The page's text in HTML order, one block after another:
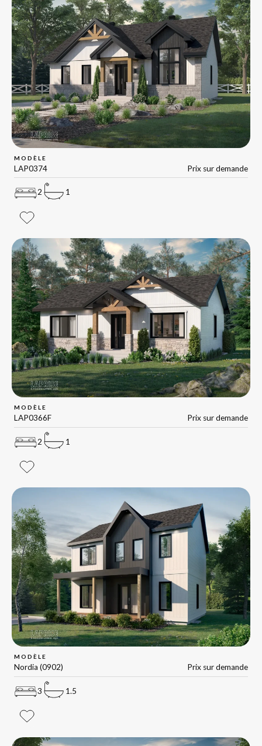
MODÈLE
LAP0374 Prix sur demande
2 1
MODÈLE
LAP0366F Prix sur demande
2 1
MODÈLE
Nordia (0902) Prix sur demande
3 1.5